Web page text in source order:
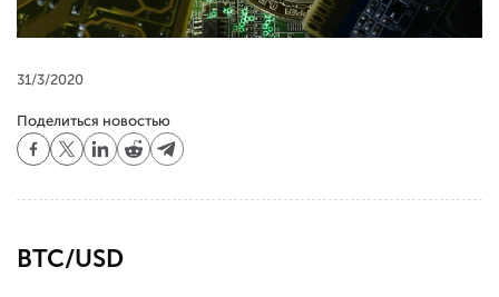
31/3/2020
Поделиться новостью
BTC/USD